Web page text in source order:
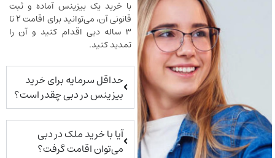
با خرید یک بیزینس آماده و ثبت
قانونی آن، می‌توانید برای اقامت ۲ تا
۳ ساله دبی اقدام کنید و آن را
تمدید کنید.
حداقل سرمایه برای خرید
بیزینس در دبی چقدر است؟
آیا با خرید ملک در دبی
می‌توان اقامت گرفت؟